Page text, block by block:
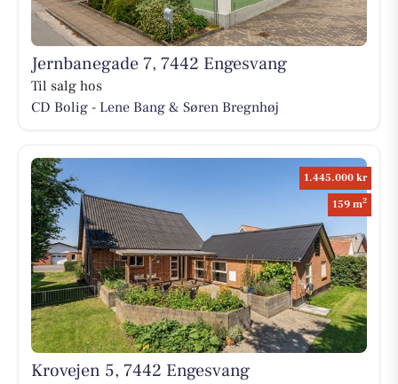
Jernbanegade 7, 7442 Engesvang
Til salg hos
CD Bolig - Lene Bang & Søren Bregnhøj
1.445.000 kr
159 m2
Krovejen 5, 7442 Engesvang